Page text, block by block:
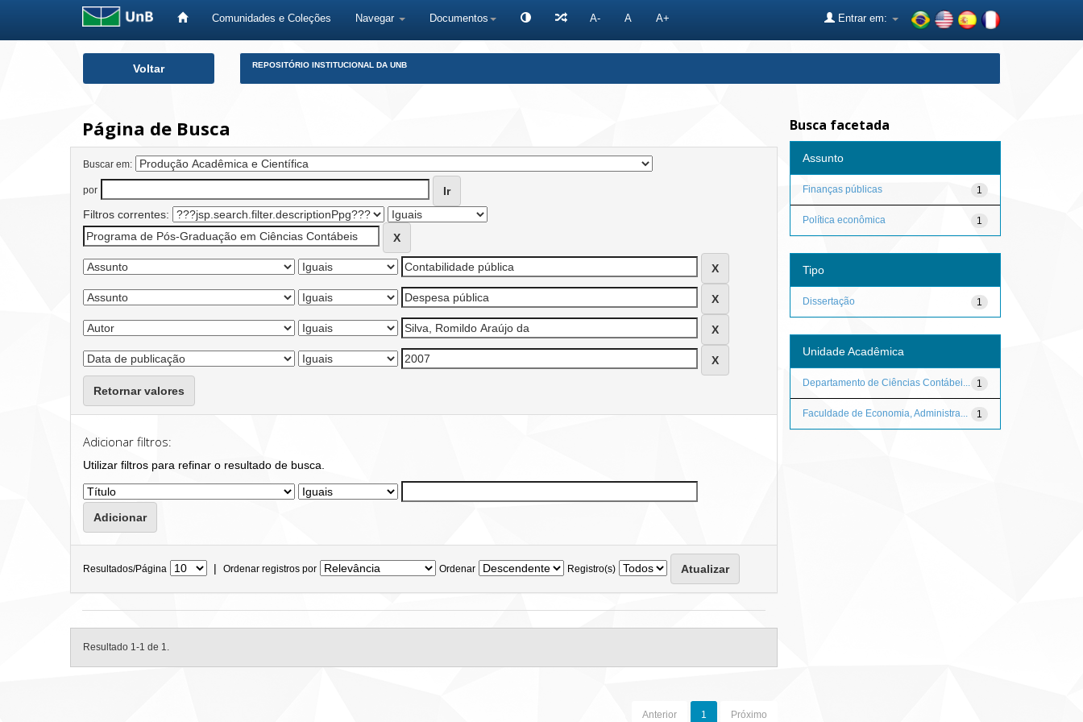
Comunidades e Coleções Navegar Documentos A- A A+ Entrar em:
Voltar REPOSITÓRIO INSTITUCIONAL DA UNB
Página de Busca
Buscar em:
por
Filtros correntes:
Retornar valores
Adicionar filtros:
Utilizar filtros para refinar o resultado de busca.
Resultados/Página | Ordenar registros por Ordenar Registro(s)
Resultado 1-1 de 1.
Anterior 1 Próximo
Busca facetada
Assunto
1
Finanças públicas
1
Política econômica
Tipo
1
Dissertação
Unidade Acadêmica
1
Departamento de Ciências Contábei...
1
Faculdade de Economia, Administra...